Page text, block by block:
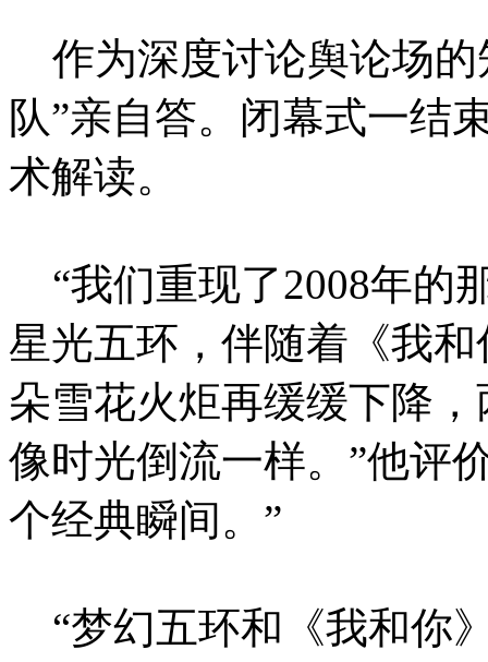
作为深度讨论舆论场的
队”亲自答。闭幕式一结
术解读。
“我们重现了2008年的
星光五环，伴随着《我
朵雪花火炬再缓缓下降
像时光倒流一样。”他评
个经典瞬间。”
“梦幻五环和《我和你